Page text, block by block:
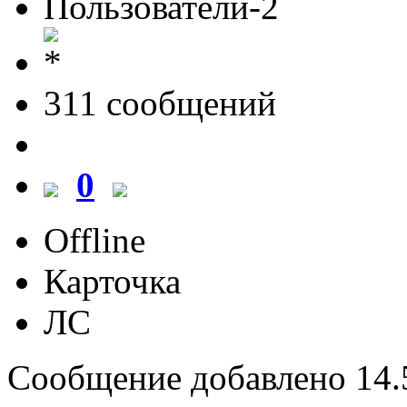
311 cообщений
0
Offline
Карточка
ЛС
Сообщение добавлено